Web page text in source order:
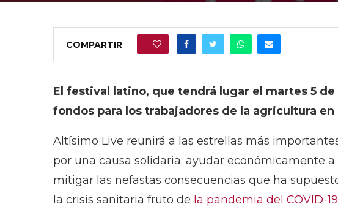
COMPARTIR
El festival latino, que tendrá lugar el martes 5
fondos para los trabajadores de la agricultura
Altísimo Live reunirá a las estrellas más
por una causa solidaria: ayudar económicamente
mitigar las nefastas consecuencias que ha
la crisis sanitaria fruto de la pandemia del COVID-19